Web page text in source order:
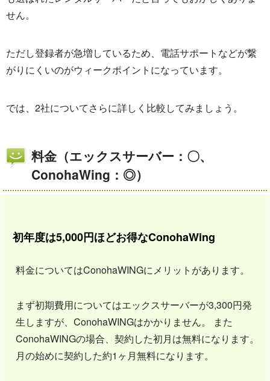
せん。
ただし登録者が急増しているため、電話サポートなどが繋
がりにくいのがウィークポイントになっています。
では、2社についてさらに詳しく比較してみましょう。
料金（エックスサーバー：〇、
ConohaWing：◎）
初年度は5,000円ほどお得なConohaWing
料金についてはConohaWINGにメリットがあります。
まず初期費用についてはエックスサーバーが3,300円発
生しますが、ConohaWINGはかかりません。 また
ConohaWINGの場合、契約した初月は無料になります。
月の始めに契約した約1ヶ月無料になります。